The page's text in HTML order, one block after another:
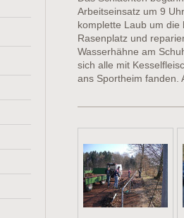
Arbeitseinsatz um 9
komplette Laub um die
Rasenplatz und
Wasserhähne am
sich alle mit
ans Sportheim fanden.